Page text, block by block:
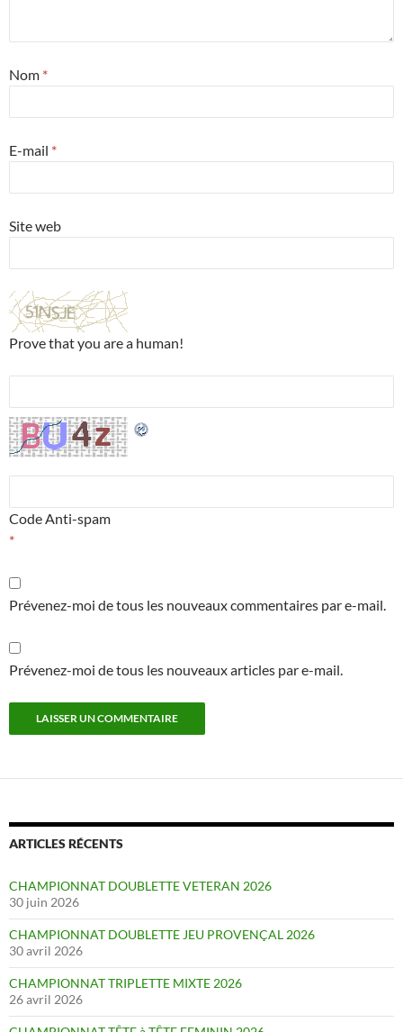
Nom *
E-mail *
Site web
Prove that you are a human!
Code Anti-spam
*
Prévenez-moi de tous les nouveaux commentaires par e-mail.
Prévenez-moi de tous les nouveaux articles par e-mail.
ARTICLES RÉCENTS
CHAMPIONNAT DOUBLETTE VETERAN 2026
30 juin 2026
CHAMPIONNAT DOUBLETTE JEU PROVENÇAL 2026
30 avril 2026
CHAMPIONNAT TRIPLETTE MIXTE 2026
26 avril 2026